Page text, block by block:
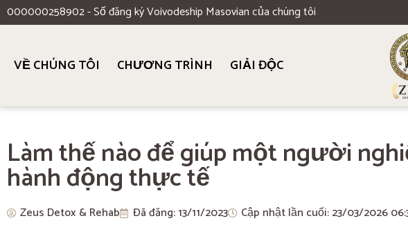
000000258902 - Số đăng ký Voivodeship Masovian của chúng tôi
VỀ CHÚNG TÔI CHƯƠNG TRÌNH GIẢI ĐỘC
Làm thế nào để giúp một người
hành động thực tế
Zeus Detox & Rehab Đã đăng:13/11/2023 Cập nhật lần cuối: 23/03/2026